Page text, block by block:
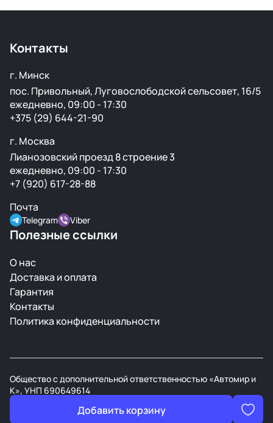
Добавить корзину
Контакты
г. Минск
пос. Привольный, Луговослободской сельсовет, 16/5
ежедневно, 09:00 - 17:30
+375 (29) 644-21-90
г. Москва
Лианозовский проезд 8 строение 3
ежедневно, 09:00 - 17:30
+7 (920) 617-28-88
Почта
Telegram Viber
Полезные ссылки
О нас
Доставка и оплата
Гарантия
Контакты
Политика конфиденциальности
Общество с дополнительной ответственностью «Автомир и
К», УНП 690649614
В торговом реестре РБ с 21 марта 2008г.
Разработан студиейDigital Devils